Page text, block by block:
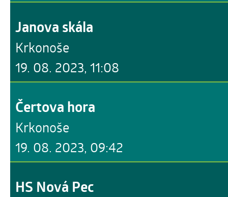
19. 08. 2023, 11:08
Janova skála
Krkonoše
19. 08. 2023, 09:42
Čertova hora
Krkonoše
HS Nová Pec